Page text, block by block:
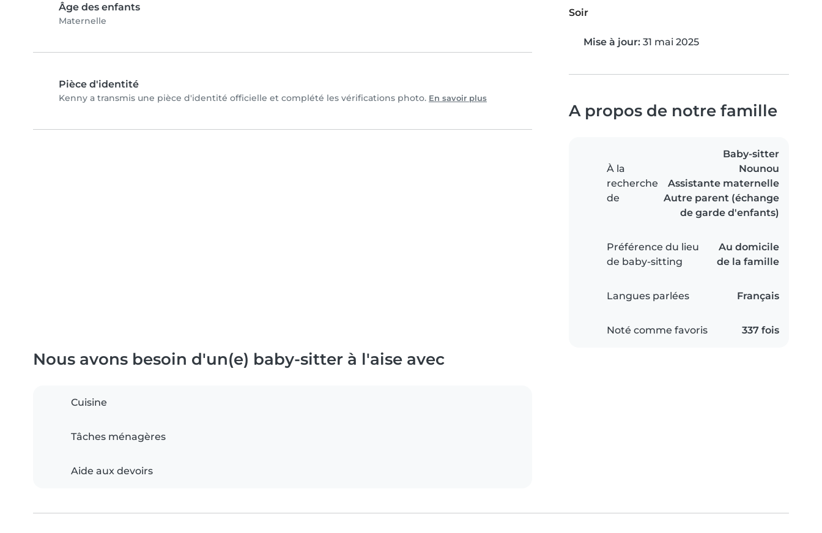
Âge des enfants
Maternelle
Pièce d'identité
Kenny a transmis une pièce d'identité officielle et complété les vérifications photo. En savoir plus
Soir
Mise à jour: 31 mai 2025
A propos de notre famille
À la
recherche
de
Baby-sitter
Nounou
Assistante maternelle
Autre parent (échange
de garde d'enfants)
Préférence du lieu
de baby-sitting
Au domicile
de la famille
Langues parlées Français
Noté comme favoris 337 fois
Nous avons besoin d'un(e) baby-sitter à l'aise avec
Cuisine
Tâches ménagères
Aide aux devoirs